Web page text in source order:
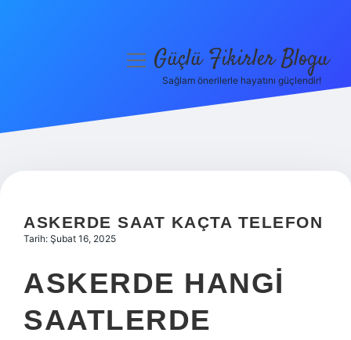
Hakkımızda
menüyüGüçlü Fikirler Blogu
Sağlam önerilerle hayatını güçlendir!
ASKERDE SAAT KAÇTA TELEFON
Tarih: Şubat 16, 2025
ASKERDE HANGI
SAATLERDE